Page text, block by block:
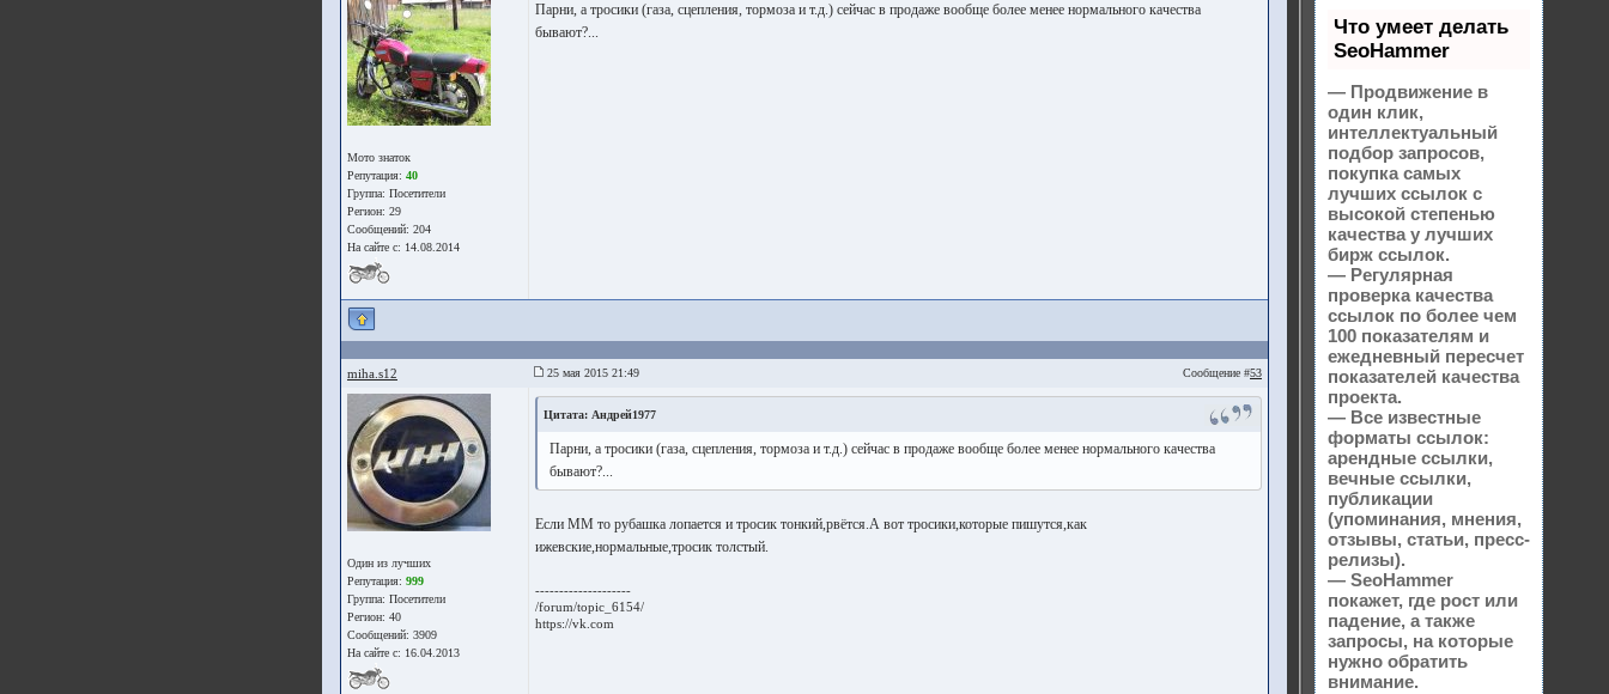
Мото знаток
Репутация: 40
Группа: Посетители
Регион: 29
Сообщений: 204
На сайте с: 14.08.2014
Парни, а тросики (газа, сцепления, тормоза и т.д.) сейчас в продаже вообще более менее нормального качества
бывают?...
miha.s12 25 мая 2015 21:49 Сообщение #53
Один из лучших
Репутация: 999
Группа: Посетители
Регион: 40
Сообщений: 3909
На сайте с: 16.04.2013
Цитата: Андрей1977
Парни, а тросики (газа, сцепления, тормоза и т.д.) сейчас в продаже вообще более менее нормального качества
бывают?...
Если ММ то рубашка лопается и тросик тонкий,рвётся.А вот тросики,которые пишутся,как
ижевские,нормальные,тросик толстый.
--------------------
/forum/topic_6154/
https://vk.com
Что умеет делать
SeoHammer
— Продвижение в
один клик,
интеллектуальный
подбор запросов,
покупка самых
лучших ссылок с
высокой степенью
качества у лучших
бирж ссылок.
— Регулярная
проверка качества
ссылок по более чем
100 показателям и
ежедневный пересчет
показателей качества
проекта.
— Все известные
форматы ссылок:
арендные ссылки,
вечные ссылки,
публикации
(упоминания, мнения,
отзывы, статьи, пресс-
релизы).
— SeoHammer
покажет, где рост или
падение, а также
запросы, на которые
нужно обратить
внимание.